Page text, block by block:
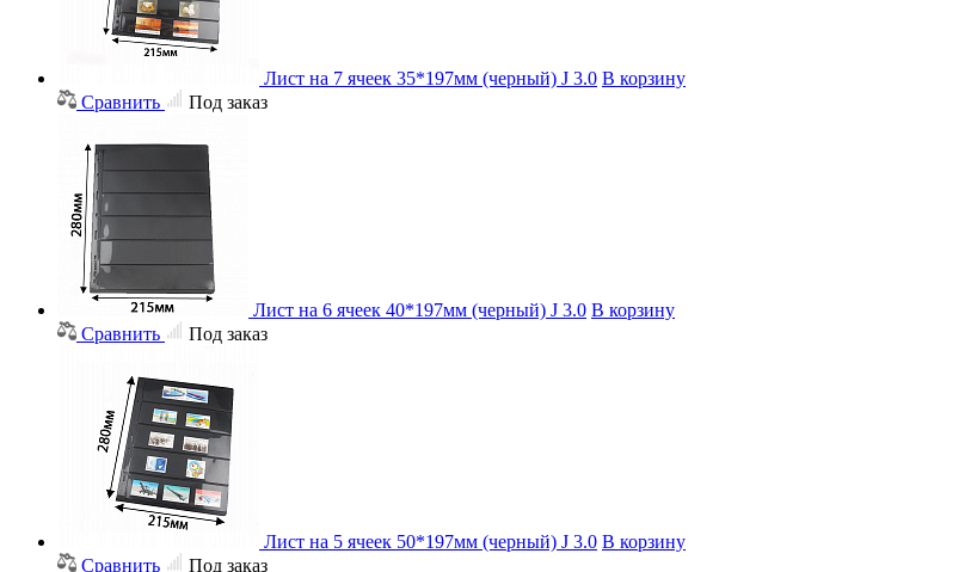
Лист на 7 ячеек 35*197мм (черный) J 3.0 В корзину
Сравнить
Под заказ
Лист на 6 ячеек 40*197мм (черный) J 3.0 В корзину
Сравнить
Под заказ
Лист на 5 ячеек 50*197мм (черный) J 3.0 В корзину
Сравнить
Под заказ